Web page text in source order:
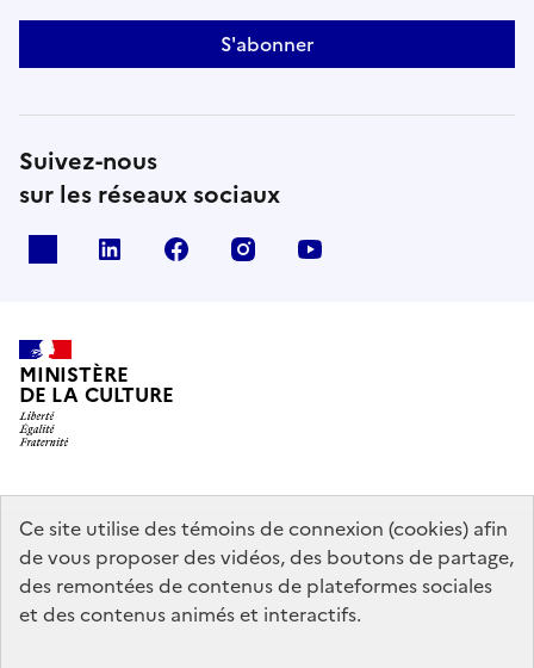
Ce site utilise des témoins de connexion (cookies) afin
de vous proposer des vidéos, des boutons de partage,
des remontées de contenus de plateformes sociales
et des contenus animés et interactifs.
S'abonner
Suivez-nous
sur les réseaux sociaux
linkedin facebook instagram
MINISTÈRE
DE LA CULTURE
data.gouv.fr legifrance.gouv.fr
info.gouv.fr
service-public.gouv.fr